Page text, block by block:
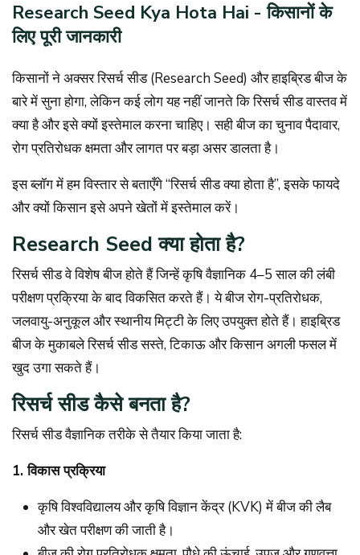
Research Seed Kya Hota Hai - किसानों के
लिए पूरी जानकारी
किसानों ने अक्सर रिसर्च सीड (Research Seed) और हाइब्रिड बीज के
बारे में सुना होगा, लेकिन कई लोग यह नहीं जानते कि रिसर्च सीड वास्तव में
क्या है और इसे क्यों इस्तेमाल करना चाहिए। सही बीज का चुनाव पैदावार,
रोग प्रतिरोधक क्षमता और लागत पर बड़ा असर डालता है।
इस ब्लॉग में हम विस्तार से बताएँगे “रिसर्च सीड क्या होता है”, इसके फायदे
और क्यों किसान इसे अपने खेतों में इस्तेमाल करें।
Research Seed क्या होता है?
रिसर्च सीड वे विशेष बीज होते हैं जिन्हें कृषि वैज्ञानिक 4–5 साल की लंबी
परीक्षण प्रक्रिया के बाद विकसित करते हैं। ये बीज रोग-प्रतिरोधक,
जलवायु-अनुकूल और स्थानीय मिट्टी के लिए उपयुक्त होते हैं। हाइब्रिड
बीज के मुकाबले रिसर्च सीड सस्ते, टिकाऊ और किसान अगली फसल में
खुद उगा सकते हैं।
रिसर्च सीड कैसे बनता है?
रिसर्च सीड वैज्ञानिक तरीके से तैयार किया जाता है:
1. विकास प्रक्रिया
कृषि विश्वविद्यालय और कृषि विज्ञान केंद्र (KVK) में बीज की लैब
और खेत परीक्षण की जाती है।